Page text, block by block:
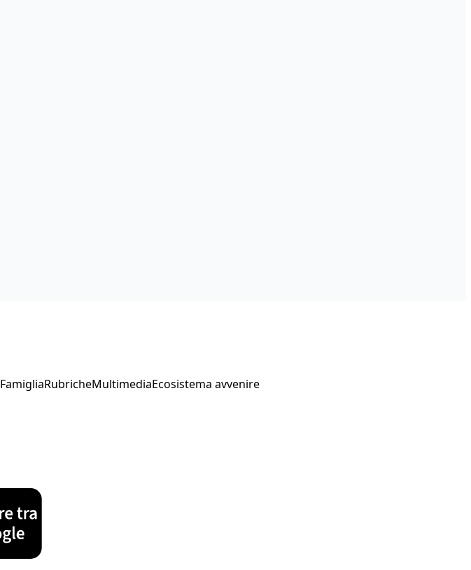
FamigliaRubricheMultimediaEcosistema avvenire